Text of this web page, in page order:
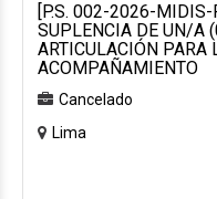
[P.S. 002-2026-
SUPLENCIA DE UN/A
ARTICULACIÓN PARA
ACOMPAÑAMIENTO
Cancelado
Lima